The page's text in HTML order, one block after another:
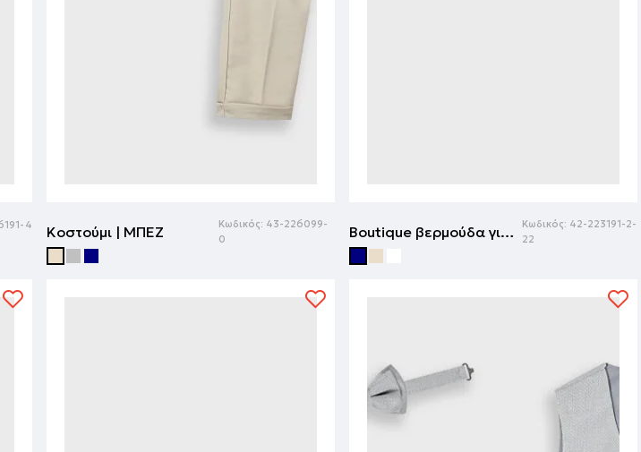
4 Κοστούμι | ΜΠΕΖ Κωδικός: 43-226099-
0
Boutique βερμούδα για αγόρι | ΜΑΡΕΝ Κωδικός: 42-223191-2-
22